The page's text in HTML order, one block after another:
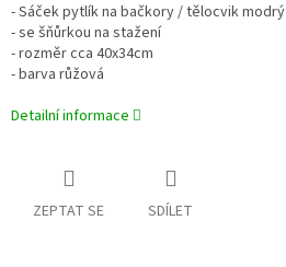
- Sáček pytlík na bačkory / tělocvik modrý
- se šňůrkou na stažení
- rozměr cca 40x34cm
- barva růžová
Detailní informace
ZEPTAT SE SDÍLET